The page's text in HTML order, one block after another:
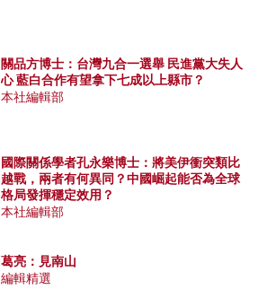
關品方博士：台灣九合一選舉 民進黨大失人
心 藍白合作有望拿下七成以上縣市？
本社編輯部
國際關係學者孔永樂博士：將美伊衝突類比
越戰，兩者有何異同？中國崛起能否為全球
格局發揮穩定效用？
本社編輯部
葛亮：見南山
編輯精選